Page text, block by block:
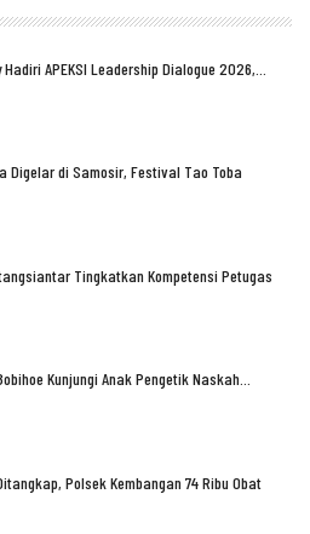
APEKSI Leadership Dialogue 2026,…
Digelar di Samosir, Festival Tao Toba
Tingkatkan Kompetensi Petugas
Kunjungi Anak Pengetik Naskah…
Polsek Kembangan 74 Ribu Obat